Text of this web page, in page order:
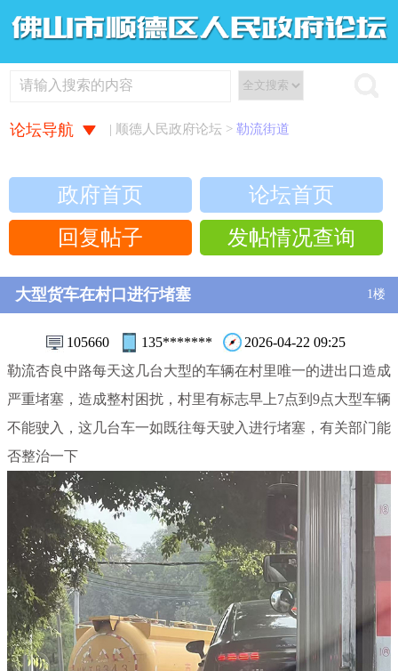
论坛导航 | 顺德人民政府论坛 > 勒流街道
政府首页
论坛首页
回复帖子
发帖情况查询
大型货车在村口进行堵塞 1楼
105660 135*******
2026-04-22 09:25
勒流杏良中路每天这几台大型的车辆在村里唯一的进出口造成
严重堵塞，造成整村困扰，村里有标志早上7点到9点大型车辆
不能驶入，这几台车一如既往每天驶入进行堵塞，有关部门能
否整治一下